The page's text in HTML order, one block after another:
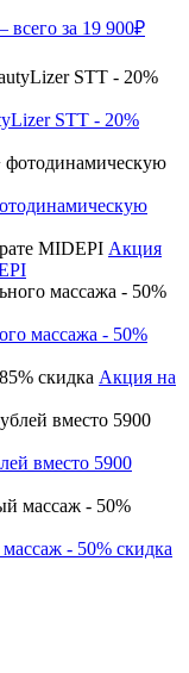
всего за 19 900₽
STT - 20%
Акция
массажа - 50%
Акция на
вместо 5900
- 50% скидка